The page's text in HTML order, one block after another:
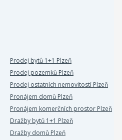
Prodej bytů 1+1 Plzeň
Prodej pozemků Plzeň
Prodej ostatních nemovitostí Plzeň
Pronájem domů Plzeň
Pronájem komerčních prostor Plzeň
Dražby bytů 1+1 Plzeň
Dražby domů Plzeň